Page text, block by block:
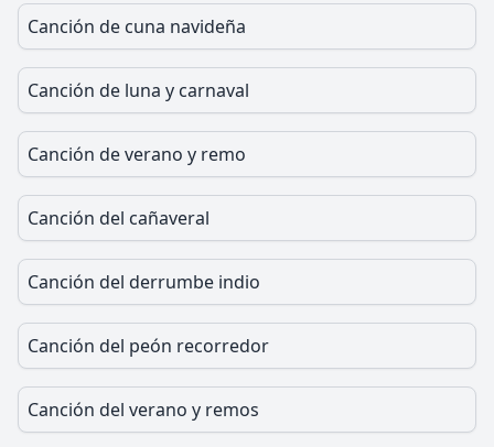
Canción de cuna navideña
Canción de luna y carnaval
Canción de verano y remo
Canción del cañaveral
Canción del derrumbe indio
Canción del peón recorredor
Canción del verano y remos